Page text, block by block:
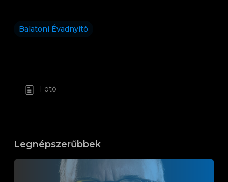
Balatoni Évadnyitó
Fotó
Legnépszerűbbek